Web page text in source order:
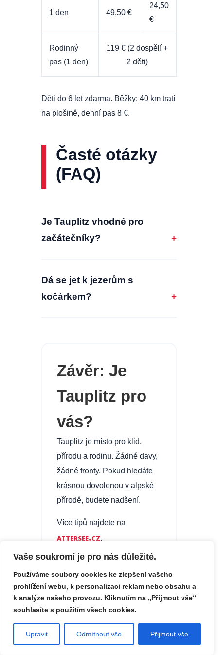
Vaše soukromí je pro nás důležité.
Používáme soubory cookies ke zlepšení vašeho
prohlížení webu, k personalizaci reklam nebo obsahu a
k analýze našeho provozu. Kliknutím na „Přijmout vše“
souhlasíte s použitím všech cookies.
Upravit Odmítnout vše Přijmout vše
1 den 49,50 €
24,50
€
Rodinný
pas (1 den)
119 € (2 dospělí +
2 děti)
Děti do 6 let zdarma. Běžky: 40 km tratí
na plošině, denní pas 8 €.
Časté otázky
(FAQ)
Je Tauplitz vhodné pro
začátečníky?
+
Dá se jet k jezerům s
kočárkem?
+
Závěr: Je
Tauplitz pro
vás?
Tauplitz je místo pro klid,
přírodu a rodinu. Žádné davy,
žádné fronty. Pokud hledáte
krásnou dovolenou v alpské
přírodě, budete nadšení.
Více tipů najdete na
attersee.cz.
Pavla
TURISTIKA